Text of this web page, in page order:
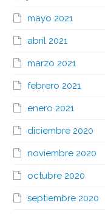
mayo 2021
abril 2021
marzo 2021
febrero 2021
enero 2021
diciembre 2020
noviembre 2020
octubre 2020
septiembre 2020